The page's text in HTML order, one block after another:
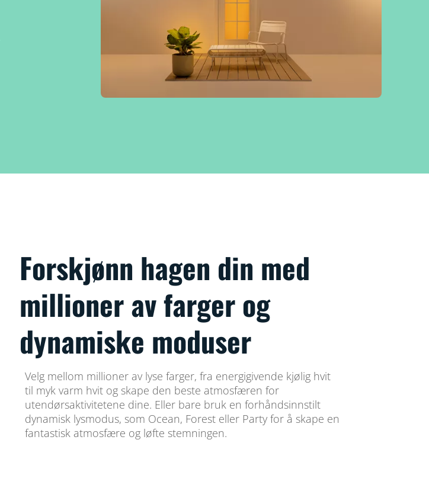
Forskjønn hagen din med
millioner av farger og
dynamiske moduser
Velg mellom millioner av lyse farger, fra energigivende kjølig hvit
til myk varm hvit og skape den beste atmosfæren for
utendørsaktivitetene dine. Eller bare bruk en forhåndsinnstilt
dynamisk lysmodus, som Ocean, Forest eller Party for å skape en
fantastisk atmosfære og løfte stemningen.